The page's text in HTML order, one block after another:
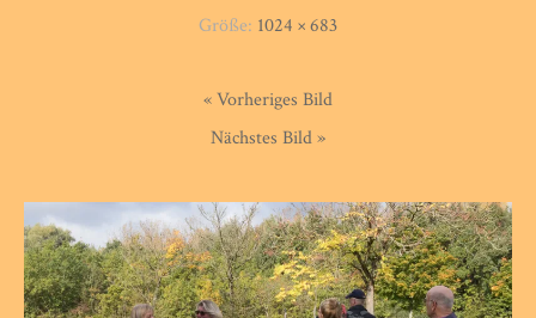
Größe: 1024 × 683
« Vorheriges Bild
Nächstes Bild »